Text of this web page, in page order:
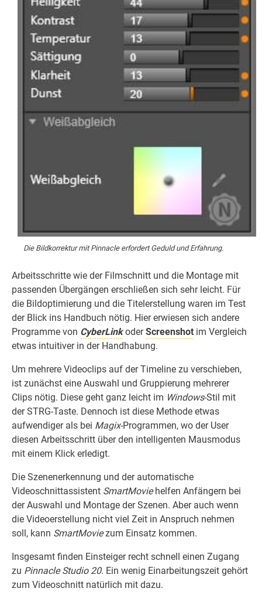
Die Bildkorrektur mit Pinnacle erfordert Geduld und Erfahrung.
Arbeitsschritte wie der Filmschnitt und die Montage mit
passenden Übergängen erschließen sich sehr leicht. Für
die Bildoptimierung und die Titelerstellung waren im Test
der Blick ins Handbuch nötig. Hier erwiesen sich andere
Programme von CyberLinkoderScreenshot im Vergleich
etwas intuitiver in der Handhabung.
Um mehrere Videoclips auf der Timeline zu verschieben,
ist zunächst eine Auswahl und Gruppierung mehrerer
Clips nötig. Diese geht ganz leicht im Windows-Stil mit
der STRG-Taste. Dennoch ist diese Methode etwas
aufwendiger als bei Magix-Programmen, wo der User
diesen Arbeitsschritt über den intelligenten Mausmodus
mit einem Klick erledigt.
Die Szenenerkennung und der automatische
Videoschnittassistent SmartMoviehelfen Anfängern bei
der Auswahl und Montage der Szenen. Aber auch wenn
die Videoerstellung nicht viel Zeit in Anspruch nehmen
soll, kann SmartMoviezum Einsatz kommen.
Insgesamt finden Einsteiger recht schnell einen Zugang
zu Pinnacle Studio 20. Ein wenig Einarbeitungszeit gehört
zum Videoschnitt natürlich mit dazu.